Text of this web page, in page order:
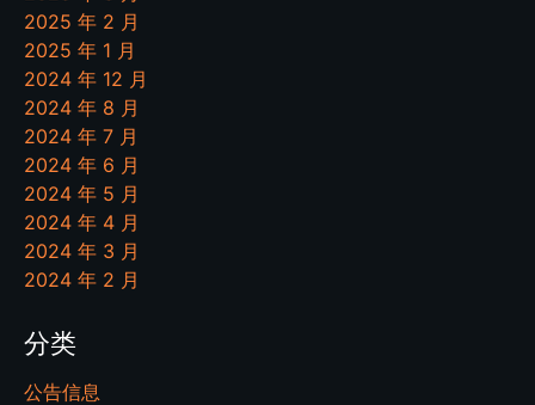
2025 年 2 月
2025 年 1 月
2024 年 12 月
2024 年 8 月
2024 年 7 月
2024 年 6 月
2024 年 5 月
2024 年 4 月
2024 年 3 月
2024 年 2 月
分类
公告信息